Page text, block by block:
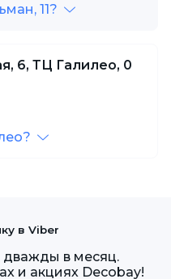
11?
6, ТЦ Галилео, 0
в Viber
дважды в месяц.
и акциях Decobay!